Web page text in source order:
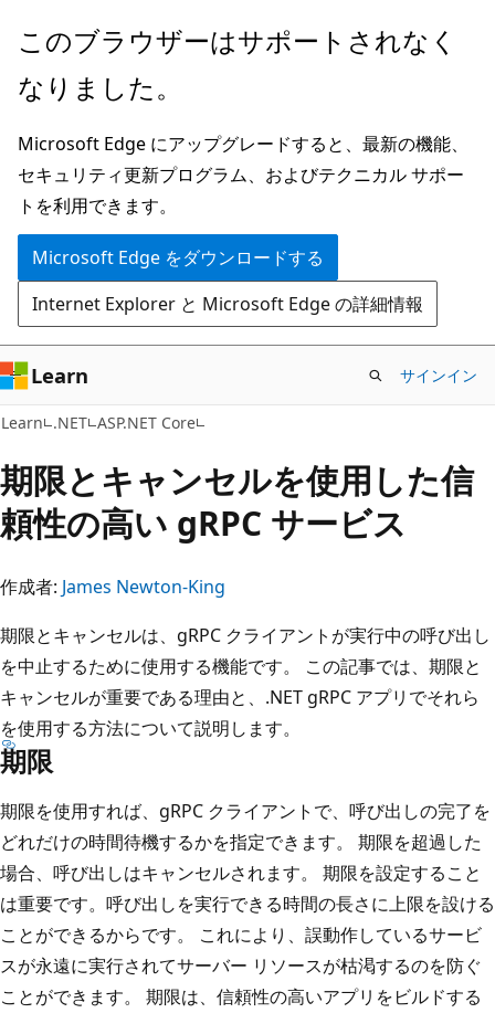
メ
ン
ン
テ
ン
ツ
に
ス
キ
ッ
プ
このブラウザーはサポートされなく
なりました。
Microsoft Edge にアップグレードすると、最新の機能、
セキュリティ更新プログラム、およびテクニカル サポー
トを利用できます。
Microsoft Edge をダウンロードする
Internet Explorer と Microsoft Edge の詳細情報
Learn サインイン
Learn .NET ASP.NET Core
期限とキャンセルを使用した信
頼性の高い gRPC サービス
作成者: James Newton-King
期限とキャンセルは、gRPC クライアントが実行中の呼び出し
を中止するために使用する機能です。 この記事では、期限と
キャンセルが重要である理由と、.NET gRPC アプリでそれら
を使用する方法について説明します。
期限
期限を使用すれば、gRPC クライアントで、呼び出しの完了を
どれだけの時間待機するかを指定できます。 期限を超過した
場合、呼び出しはキャンセルされます。 期限を設定すること
は重要です。呼び出しを実行できる時間の長さに上限を設ける
ことができるからです。 これにより、誤動作しているサービ
スが永遠に実行されてサーバー リソースが枯渇するのを防ぐ
ことができます。 期限は、信頼性の高いアプリをビルドする